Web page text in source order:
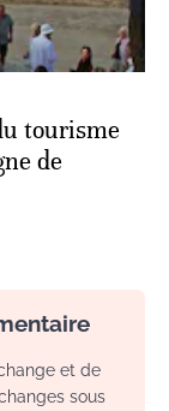
tourisme
de
et de
sous